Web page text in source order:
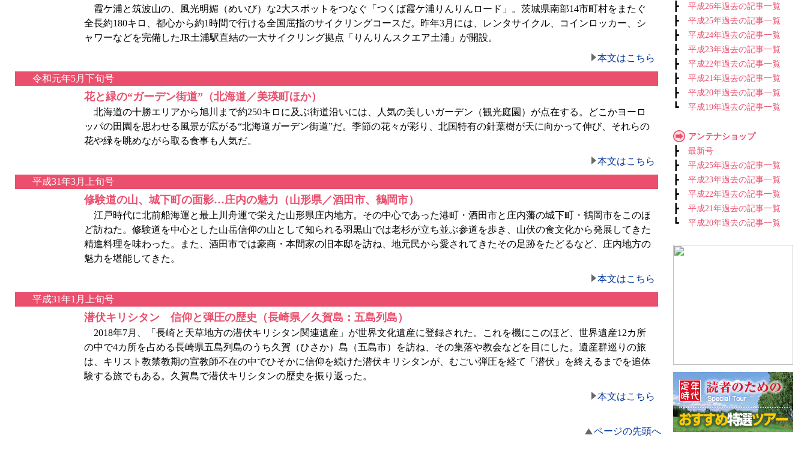
霞ケ浦と筑波山の、風光明媚（めいび）な2大スポットをつなぐ「つくば霞ケ浦りんりんロード」。茨城県南部14市町村をまたぐ
全長約180キロ、都心から約1時間で行ける全国屈指のサイクリングコースだ。昨年3月には、レンタサイクル、コインロッカー、シ
ャワーなどを完備したJR土浦駅直結の一大サイクリング拠点「りんりんスクエア土浦」が開設。
本文はこちら
令和元年5月下旬号
花と緑の“ガーデン街道”（北海道／美瑛町ほか）
北海道の十勝エリアから旭川まで約250キロに及ぶ街道沿いには、人気の美しいガーデン（観光庭園）が点在する。どこかヨーロ
ッパの田園を思わせる風景が広がる“北海道ガーデン街道”だ。季節の花々が彩り、北国特有の針葉樹が天に向かって伸び、それらの
花や緑を眺めながら取る食事も人気だ。
本文はこちら
平成31年3月上旬号
修験道の山、城下町の面影…庄内の魅力（山形県／酒田市、鶴岡市）
江戸時代に北前船海運と最上川舟運で栄えた山形県庄内地方。その中心であった港町・酒田市と庄内藩の城下町・鶴岡市をこのほ
ど訪ねた。修験道を中心とした山岳信仰の山として知られる羽黒山では老杉が立ち並ぶ参道を歩き、山伏の食文化から発展してきた
精進料理を味わった。また、酒田市では豪商・本間家の旧本邸を訪ね、地元民から愛されてきたその足跡をたどるなど、庄内地方の
魅力を堪能してきた。
本文はこちら
平成31年1月上旬号
潜伏キリシタン 信仰と弾圧の歴史（長崎県／久賀島：五島列島）
2018年7月、「長崎と天草地方の潜伏キリシタン関連遺産」が世界文化遺産に登録された。これを機にこのほど、世界遺産12カ所
の中で4カ所を占める長崎県五島列島のうち久賀（ひさか）島（五島市）を訪ね、その集落や教会などを目にした。遺産群巡りの旅
は、キリスト教禁教期の宣教師不在の中でひそかに信仰を続けた潜伏キリシタンが、むごい弾圧を経て「潜伏」を終えるまでを追体
験する旅でもある。久賀島で潜伏キリシタンの歴史を振り返った。
本文はこちら
ページの先頭へ
┣ 平成26年過去の記事一覧
┣ 平成25年過去の記事一覧
┣ 平成24年過去の記事一覧
┣ 平成23年過去の記事一覧
┣ 平成22年過去の記事一覧
┣ 平成21年過去の記事一覧
┣ 平成20年過去の記事一覧
┗ 平成19年過去の記事一覧
アンテナショップ
┣ 最新号
┣ 平成25年過去の記事一覧
┣ 平成23年過去の記事一覧
┣ 平成22年過去の記事一覧
┣ 平成21年過去の記事一覧
┗ 平成20年過去の記事一覧